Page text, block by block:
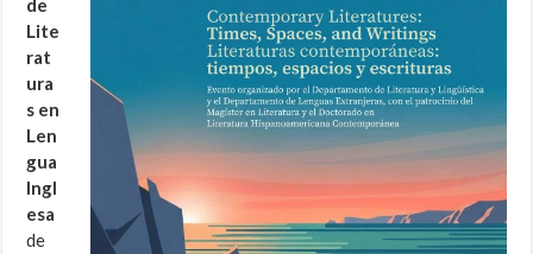
de
Lite
rat
ura
s en
Len
gua
Ingl
esa
de